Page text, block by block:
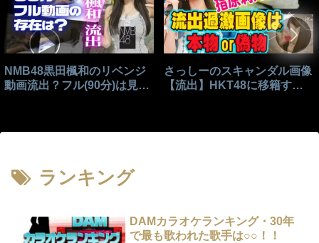
NMB48黒田楓和のリベンジ
動画流出？フル(90分)は見れ
さっしーのスキャンダル画像
【流出】HKT48に移籍する
ランキング
DAMカラオケランキング・30年
で最も歌われた歌手は○○！！